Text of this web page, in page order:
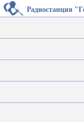
Радиостанция